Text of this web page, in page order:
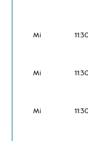
Mi
Mi
Mi